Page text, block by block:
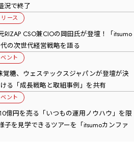
況で終了
ース
CSO兼CIOの岡田氏が登壇！「itsumo
の次世代経営戦略を語る
ント
覚糖、ウェステックスジャパンが登壇が決
る「成長戦略と取組事例」を共有
ント
億円を売る「いつもの運用ノウハウ」を限
子を見学できるツアーを「itsumoカンファ